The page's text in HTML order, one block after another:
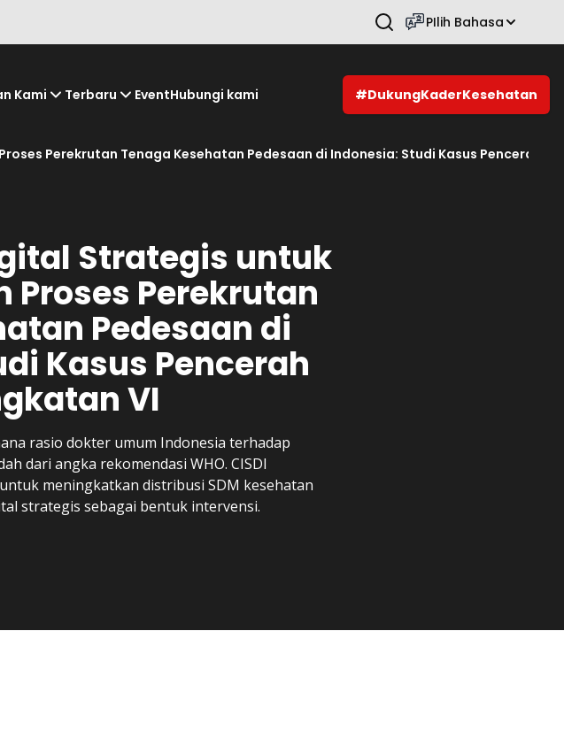
Tekan Enter untuk mencari.
PIlih Bahasa
Kami Terbaru EventHubungi kami #DukungKaderKesehatan
Perekrutan Tenaga Kesehatan Pedesaan di Indonesia: Studi Kasus Pencerah
Strategis untuk
Proses Perekrutan
Pedesaan di
Kasus Pencerah
VI
rasio dokter umum Indonesia terhadap
dari angka rekomendasi WHO. CISDI
meningkatkan distribusi SDM kesehatan
strategis sebagai bentuk intervensi.